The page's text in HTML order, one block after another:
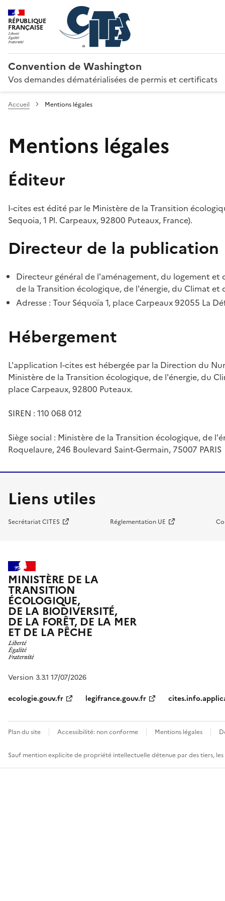
RÉPUBLIQUE
FRANÇAISE
Convention de Washington
Vos demandes dématérialisées de permis et certificats
Accueil Mentions légales
Mentions légales
Éditeur
I-cites est édité par le Ministère de la Transition
Sequoia, 1 Pl. Carpeaux, 92800 Puteaux, France).
Directeur de la publication
Directeur général de l'aménagement, du logement
de la Transition écologique, de l'énergie, du Climat et
Adresse : Tour Séquoïa 1, place Carpeaux 92055 La
Hébergement
L'application I-cites est hébergée par la Direction du
Ministère de la Transition écologique, de l'énergie, du
place Carpeaux, 92800 Puteaux.
SIREN : 110 068 012
Siège social : Ministère de la Transition écologique, de
Roquelaure, 246 Boulevard Saint-Germain, 75007 PARIS
Liens utiles
Secrétariat CITES Réglementation UE
MINISTÈRE DE LA
TRANSITION
ÉCOLOGIQUE,
DE LA BIODIVERSITÉ,
DE LA FORÊT, DE LA MER
ET DE LA PÊCHE
Version 3.3.1 17/07/2026
ecologie.gouv.fr
legifrance.gouv.fr
Plan du site Accessibilité: non conforme Mentions légales
Sauf mention explicite de propriété intellectuelle détenue par des tiers,